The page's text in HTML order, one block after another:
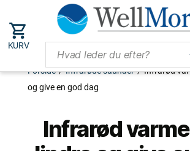
KURV
Forside / Infrarøde saunaer / Infrarød
og give en god dag
Infrarød